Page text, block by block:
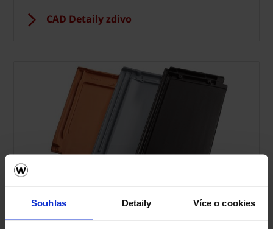
Souhlas Detaily Více o cookies
CAD Detaily zdivo
Ceník Tondach